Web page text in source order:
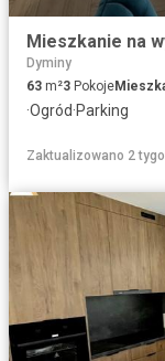
Mieszkanie na
Dyminy
63 m²3 Pokoje
·Ogród·Parking
Zaktualizowano 2